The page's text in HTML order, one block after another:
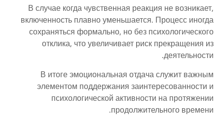
В случае когда чувственная реакция не возникает,
включенность плавно уменьшается. Процесс иногда
сохраняться формально, но без психологического
отклика, что увеличивает риск прекращения из
деятельности.
В итоге эмоциональная отдача служит важным
элементом поддержания заинтересованности и
психологической активности на протяжении
продолжительного времени.